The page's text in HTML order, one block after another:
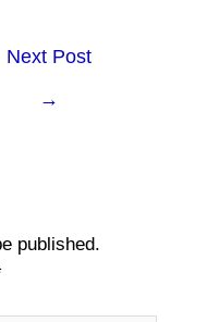
Next Post
→
published.